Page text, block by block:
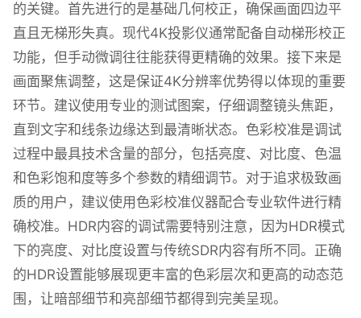
的关键。首先进行的是基础几何校正，确保画面四边平
直且无梯形失真。现代4K投影仪通常配备自动梯形校正
功能，但手动微调往往能获得更精确的效果。接下来是
画面聚焦调整，这是保证4K分辨率优势得以体现的重要
环节。建议使用专业的测试图案，仔细调整镜头焦距，
直到文字和线条边缘达到最清晰状态。色彩校准是调试
过程中最具技术含量的部分，包括亮度、对比度、色温
和色彩饱和度等多个参数的精细调节。对于追求极致画
质的用户，建议使用色彩校准仪器配合专业软件进行精
确校准。HDR内容的调试需要特别注意，因为HDR模式
下的亮度、对比度设置与传统SDR内容有所不同。正确
的HDR设置能够展现更丰富的色彩层次和更高的动态范
围，让暗部细节和亮部细节都得到完美呈现。